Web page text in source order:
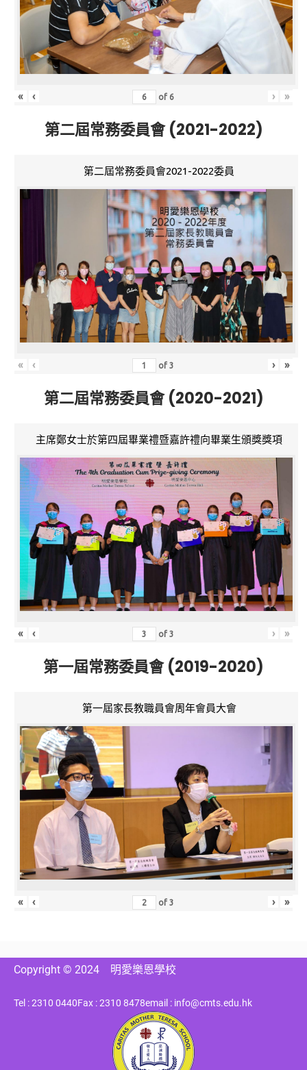
« ‹ of 6 › »
第二屆常務委員會 (2021-2022)
第二屆常務委員會2021-2022委員
« ‹ of3 › »
第二屆常務委員會 (2020-2021)
主席鄭女士於第四屆畢業禮暨嘉許禮向畢業生頒獎獎項
« ‹ of3 › »
第一屆常務委員會 (2019-2020)
第一屆家長教職員會周年會員大會
« ‹ of3 › »
Copyright © 2024 明愛樂恩學校
Tel : 2310 0440Fax : 2310 8478email : info@cmts.edu.hk